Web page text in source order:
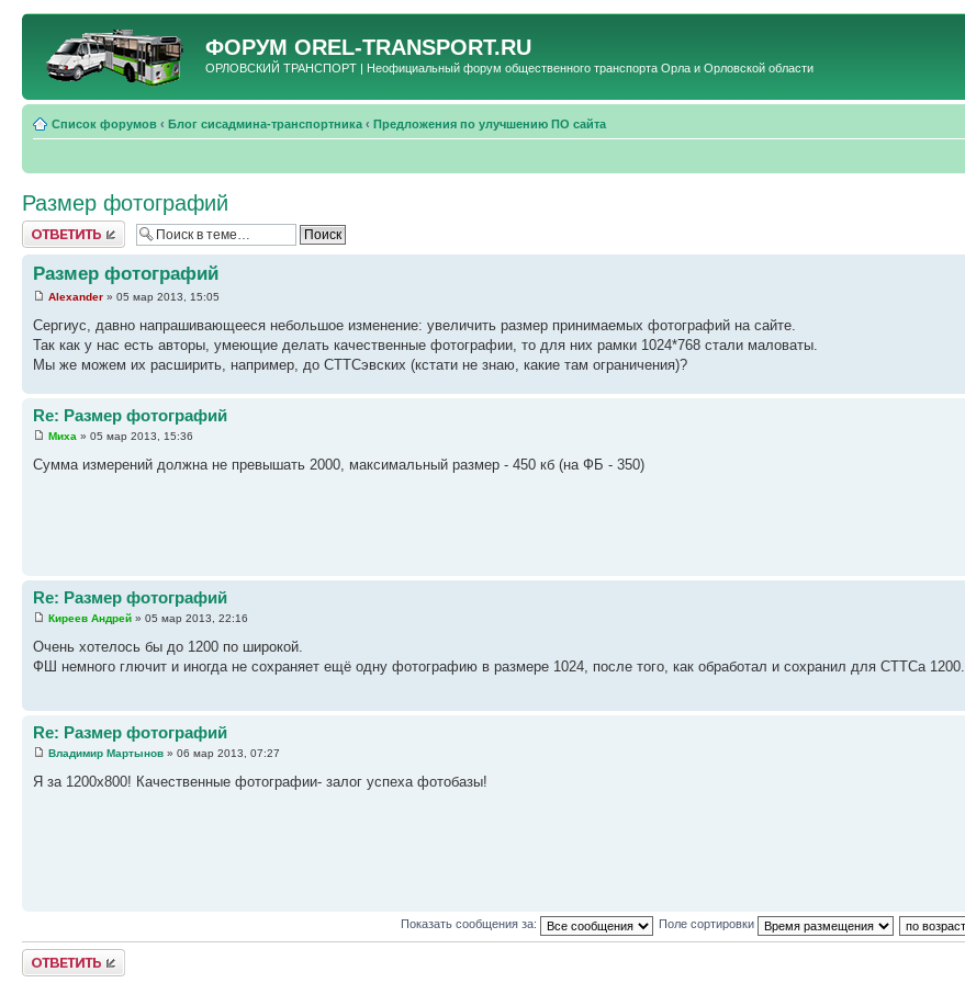
ФОРУМ OREL-TRANSPORT.RU
ОРЛОВСКИЙ ТРАНСПОРТ | Неофициальный форум общественного транспорта Орла и Орловской области
Список форумов ‹ Блог сисадмина-транспортника ‹ Предложения по улучшению ПО сайта
Размер фотографий
Ответить
Размер фотографий
Alexander » 05 мар 2013, 15:05
Сергиус, давно напрашивающееся небольшое изменение: увеличить размер принимаемых фотографий на сайте.
Так как у нас есть авторы, умеющие делать качественные фотографии, то для них рамки 1024*768 стали маловаты.
Мы же можем их расширить, например, до СТТСэвских (кстати не знаю, какие там ограничения)?
Re: Размер фотографий
Миха » 05 мар 2013, 15:36
Сумма измерений должна не превышать 2000, максимальный размер - 450 кб (на ФБ - 350)
Re: Размер фотографий
Киреев Андрей » 05 мар 2013, 22:16
Очень хотелось бы до 1200 по широкой.
ФШ немного глючит и иногда не сохраняет ещё одну фотографию в размере 1024, после того, как обработал и сохранил для СТТСа 1200.
Re: Размер фотографий
Владимир Мартынов » 06 мар 2013, 07:27
Я за 1200х800! Качественные фотографии- залог успеха фотобазы!
Показать сообщения за: Поле сортировки
Ответить